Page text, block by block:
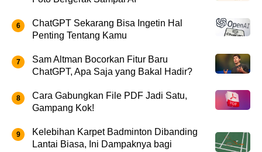
ChatGPT Sekarang Bisa Ingetin Hal
Penting Tentang Kamu
Sam Altman Bocorkan Fitur Baru
ChatGPT, Apa Saja yang Bakal Hadir?
Cara Gabungkan File PDF Jadi Satu,
Gampang Kok!
Kelebihan Karpet Badminton Dibanding
Lantai Biasa, Ini Dampaknya bagi